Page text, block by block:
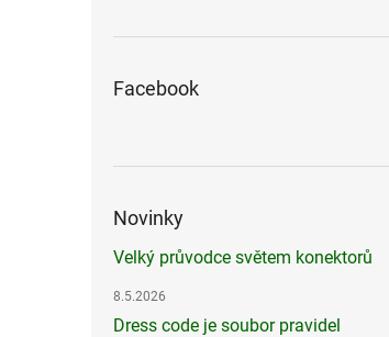
Facebook
Novinky
Velký průvodce světem konektorů
8.5.2026
Dress code je soubor pravidel